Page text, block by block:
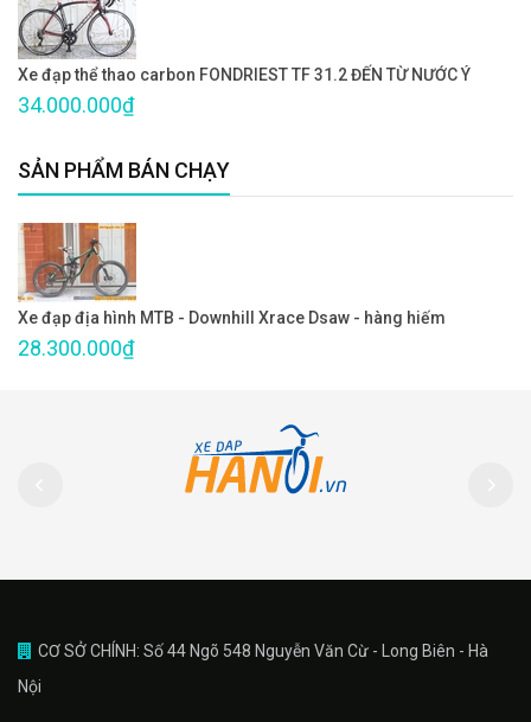
Xe đạp thể thao carbon FONDRIEST TF 31.2 ĐẾN TỪ NƯỚC Ý
34.000.000₫
SẢN PHẨM BÁN CHẠY
Xe đạp địa hình MTB - Downhill Xrace Dsaw - hàng hiếm
28.300.000₫
CƠ SỞ CHÍNH: Số 44 Ngõ 548 Nguyễn Văn Cừ - Long Biên - Hà
Nội